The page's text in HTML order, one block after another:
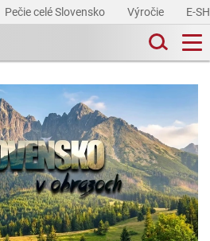
Pečie celé Slovensko Výročie E-